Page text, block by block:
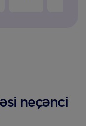
neçənci